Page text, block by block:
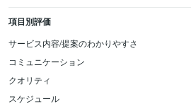
項目別評価
サービス内容/提案のわかりやすさ
コミュニケーション
クオリティ
スケジュール